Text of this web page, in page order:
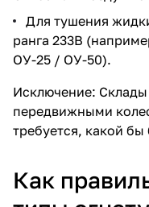
Для тушения
ранга 233В
ОУ-25 / ОУ-50).
Исключение:
передвижными
требуется, какой
Как